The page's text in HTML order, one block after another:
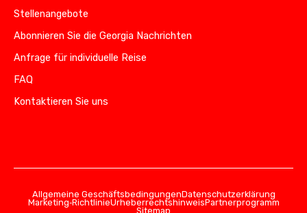
Stellenangebote
Abonnieren Sie die Georgia Nachrichten
Anfrage für individuelle Reise
FAQ
Kontaktieren Sie uns
Allgemeine GeschäftsbedingungenDatenschutzerklärung
Marketing‑RichtlinieUrheberrechtshinweisPartnerprogramm
Sitemap